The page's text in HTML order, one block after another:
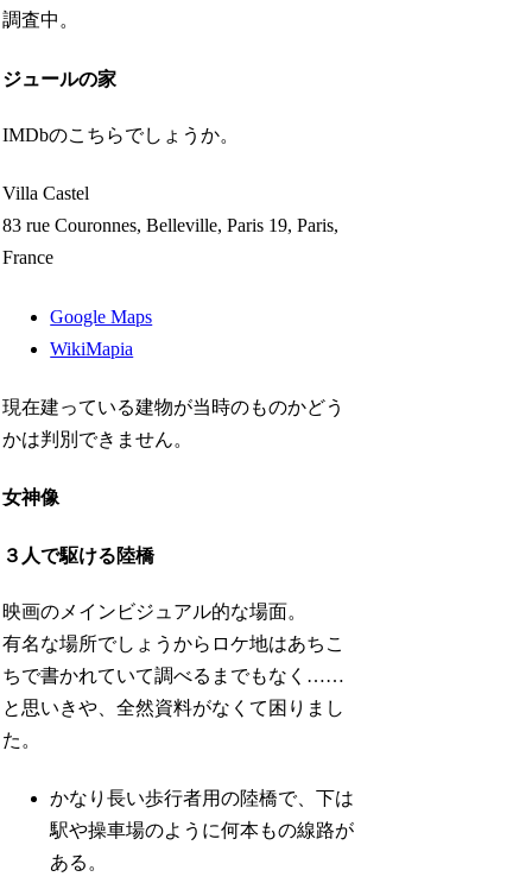
調査中。
ジュールの家
IMDbのこちらでしょうか。
Villa Castel
83 rue Couronnes, Belleville, Paris 19, Paris,
France
Google Maps
WikiMapia
現在建っている建物が当時のものかどう
かは判別できません。
女神像
３人で駆ける陸橋
映画のメインビジュアル的な場面。
有名な場所でしょうからロケ地はあちこ
ちで書かれていて調べるまでもなく……
と思いきや、全然資料がなくて困りまし
た。
かなり長い歩行者用の陸橋で、下は
駅や操車場のように何本もの線路が
ある。